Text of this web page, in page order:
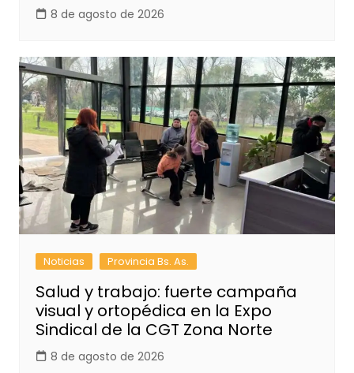
8 de agosto de 2026
Noticias Provincia Bs. As.
Salud y trabajo: fuerte campaña
visual y ortopédica en la Expo
Sindical de la CGT Zona Norte
8 de agosto de 2026